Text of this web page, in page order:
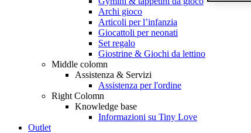
Archi gioco
Articoli per l’infanzia
Giocattoli per neonati
Set regalo
Giostrine & Giochi da lettino
Middle colomn
Assistenza & Servizi
Assistenza per l'ordine
Right Colomn
Knowledge base
Informazioni su Tiny Love
Outlet